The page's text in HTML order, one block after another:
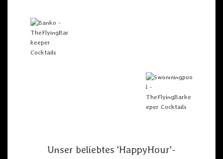
Unser beliebtes 'HappyHour'-